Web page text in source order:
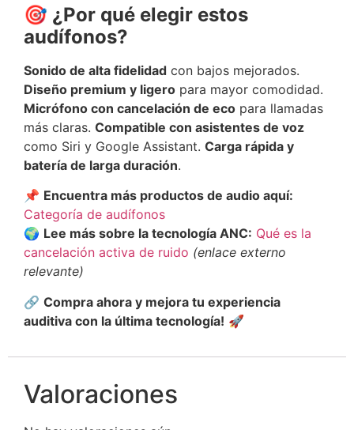
🎯 ¿Por qué elegir estos
audífonos?
Sonido de alta fidelidad con bajos mejorados.
Diseño premium y ligero para mayor comodidad.
Micrófono con cancelación de eco para llamadas
más claras. Compatible con asistentes de voz
como Siri y Google Assistant. Carga rápida y
batería de larga duración.
📌 Encuentra más productos de audio aquí:
Categoría de audífonos
🌍 Lee más sobre la tecnología ANC: Qué es la
cancelación activa de ruido (enlace externo
relevante)
🔗 Compra ahora y mejora tu experiencia
auditiva con la última tecnología! 🚀
Valoraciones